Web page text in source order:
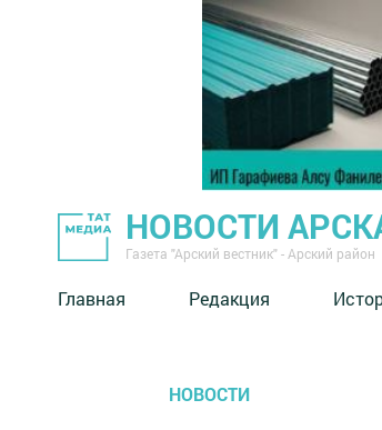
НОВОСТИ
Газета "Арский вестник" - Арский район
Главная Редакция
НОВОСТИ